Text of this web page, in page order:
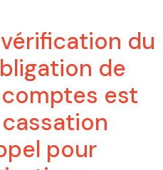
du
de
est
pour